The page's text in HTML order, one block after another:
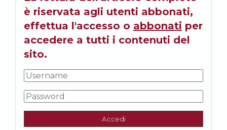
è riservata agli utenti abbonati,
effettua l'accesso o abbonati per
accedere a tutti i contenuti del
sito.
Accedi